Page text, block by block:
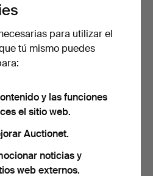
MEDALLA DE ORO, Real
Orden de Vasa, peso c…
3 pujas
883 USD
para utilizar el
tú mismo puedes
y las funciones
el sitio web.
Auctionet.
noticias y
web externos.